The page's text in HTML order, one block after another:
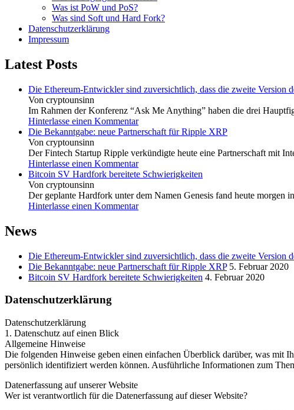
Was ist PoW und PoS?
Was sind Soft und Hard Fork?
Datenschutzerklärung
Impressum
Latest Posts
Die Ethereum-Entwickler sind zuversichtlich, dass die zweite Version
Von cryptounsinn
Im Rahmen der Konferenz “Ask Me Anything” haben die drei
Hinterlasse einen Kommentar
Die Bekanntgabe: neue Partnerschaft für Ripple XRP
Von cryptounsinn
Der Fintech Startup Ripple verkündigte heute eine Partnerschaft mit
Hinterlasse einen Kommentar
Bitcoin SV Hardfork bereitete Schwierigkeiten
Von cryptounsinn
Der geplante Hardfork unter dem Namen Genesis fand heute
Hinterlasse einen Kommentar
News
Die Ethereum-Entwickler sind zuversichtlich, dass die zweite Version
Die Bekanntgabe: neue Partnerschaft für Ripple XRP 5. Februar 2020
Bitcoin SV Hardfork bereitete Schwierigkeiten 4. Februar 2020
Datenschutzerklärung
Datenschutzerklärung
1. Datenschutz auf einen Blick
Allgemeine Hinweise
Die folgenden Hinweise geben einen einfachen Überblick darüber, was mit
persönlich identifiziert werden können. Ausführliche Informationen zum
Datenerfassung auf unserer Website
Wer ist verantwortlich für die Datenerfassung auf dieser Website?